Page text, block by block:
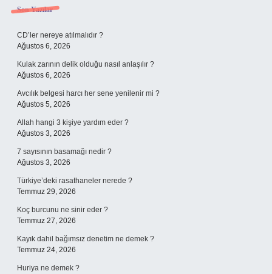
Sidebar
Son Yazılar
CD’ler nereye atılmalıdır ?
Ağustos 6, 2026
Kulak zarının delik olduğu nasıl anlaşılır ?
Ağustos 6, 2026
Avcılık belgesi harcı her sene yenilenir mi ?
Ağustos 5, 2026
Allah hangi 3 kişiye yardım eder ?
Ağustos 3, 2026
7 sayısının basamağı nedir ?
Ağustos 3, 2026
Türkiye’deki rasathaneler nerede ?
Temmuz 29, 2026
Koç burcunu ne sinir eder ?
Temmuz 27, 2026
Kayık dahil bağımsız denetim ne demek ?
Temmuz 24, 2026
Huriya ne demek ?